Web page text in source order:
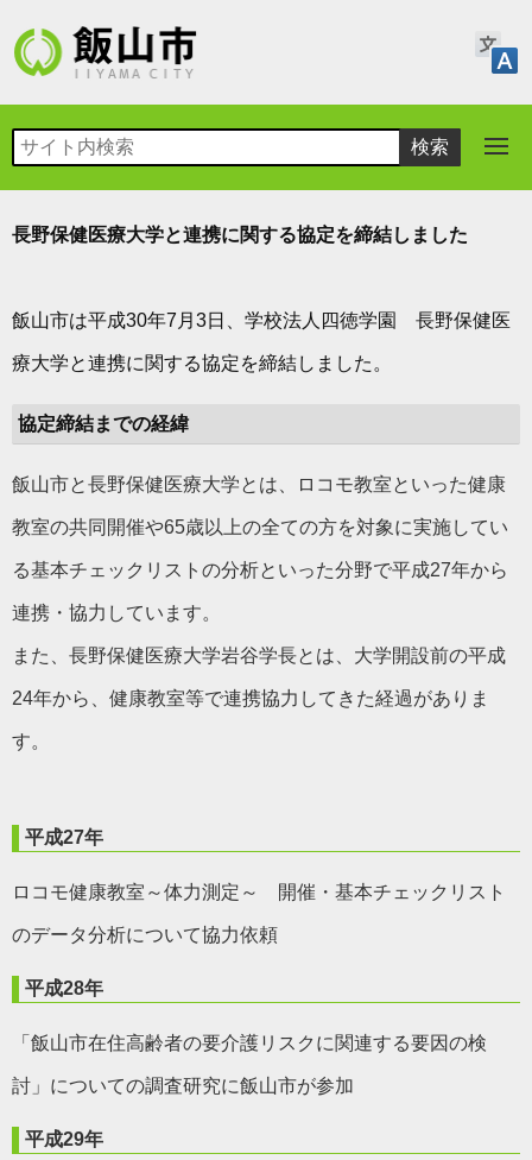
長野保健医療大学と連携に関する協定を締結しました
飯山市は平成30年7月3日、学校法人四徳学園 長野保健医
療大学と連携に関する協定を締結しました。
協定締結までの経緯
飯山市と長野保健医療大学とは、ロコモ教室といった健康
教室の共同開催や65歳以上の全ての方を対象に実施してい
る基本チェックリストの分析といった分野で平成27年から
連携・協力しています。
また、長野保健医療大学岩谷学長とは、大学開設前の平成
24年から、健康教室等で連携協力してきた経過がありま
す。
平成27年
ロコモ健康教室～体力測定～ 開催・基本チェックリスト
のデータ分析について協力依頼
平成28年
「飯山市在住高齢者の要介護リスクに関連する要因の検
討」についての調査研究に飯山市が参加
平成29年